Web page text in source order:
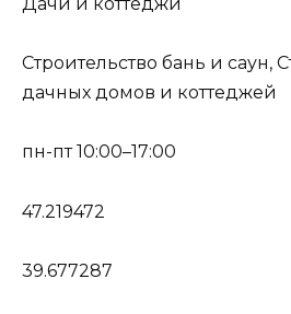
Строительство бань и саун,
дачных домов и коттеджей
пн-пт 10:00–17:00
47.219472
39.677287